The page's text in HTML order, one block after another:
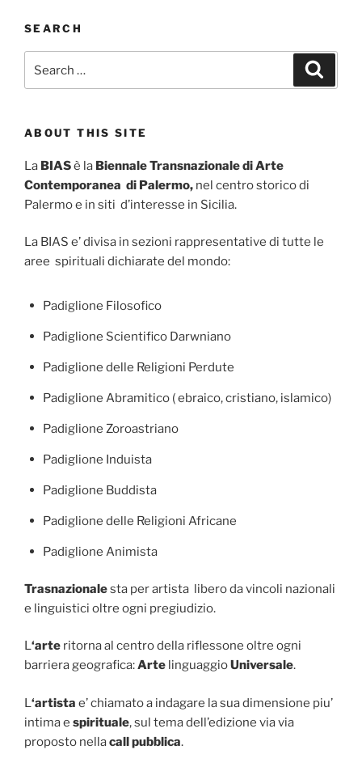
SEARCH
ABOUT THIS SITE
La BIASè la Biennale Transnazionale di Arte
Contemporanea di Palermo, nel centro storico di
Palermo e in siti d’interesse in Sicilia.
La BIAS e’ divisa in sezioni rappresentative di tutte le
aree spirituali dichiarate del mondo:
Padiglione Filosofico
Padiglione Scientifico Darwniano
Padiglione delle Religioni Perdute
Padiglione Abramitico ( ebraico, cristiano, islamico)
Padiglione Zoroastriano
Padiglione Induista
Padiglione Buddista
Padiglione delle Religioni Africane
Padiglione Animista
Trasnazionalesta per artista libero da vincoli nazionali
e linguistici oltre ogni pregiudizio.
L‘arte ritorna al centro della riflessone oltre ogni
barriera geografica:Arte linguaggioUniversale.
L‘artista e’ chiamato a indagare la sua dimensione piu’
intima e spirituale, sul tema dell’edizione via via
proposto nellacall pubblica.